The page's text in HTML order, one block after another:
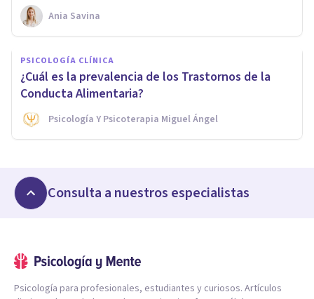
Ania Savina
PSICOLOGÍA CLÍNICA
¿Cuál es la prevalencia de los Trastornos de la
Conducta Alimentaria?
Psicología Y Psicoterapia Miguel Ángel
Consulta a nuestros especialistas
Psicología para profesionales, estudiantes y curiosos. Artículos